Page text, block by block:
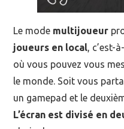
Le mode multijoueur
joueurs en local, c’est-
où vous pouvez vous
le monde. Soit vous
un gamepad et le
L’écran est divisé en